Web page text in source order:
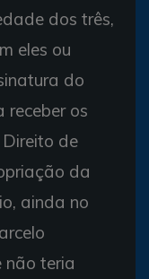
dos três,
eles ou
do
receber os
de
da
ainda no
não teria